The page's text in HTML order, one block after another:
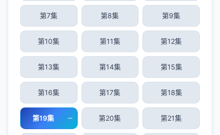
第7集 第8集 第9集
第10集 第11集 第12集
第13集 第14集 第15集
第16集 第17集 第18集
第19集 第20集 第21集